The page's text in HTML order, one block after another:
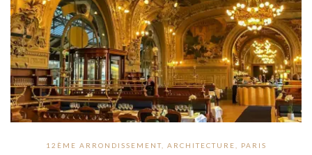
12ÈME ARRONDISSEMENT, ARCHITECTURE PARIS